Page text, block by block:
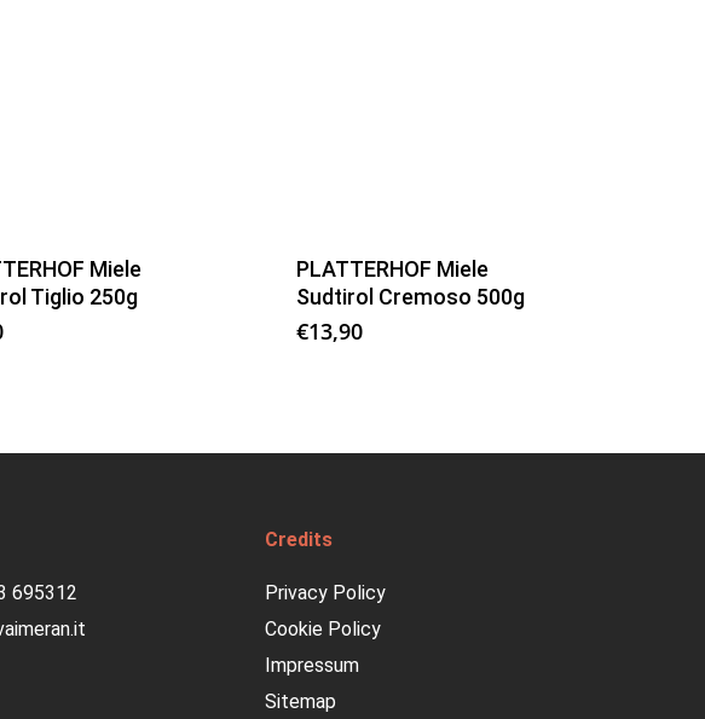
Miele
Tiglio 250g
PLATTERHOF Miele
Sudtirol Cremoso 500g
€13,90
695312
Credits
Privacy Policy
Cookie Policy
Impressum
Sitemap